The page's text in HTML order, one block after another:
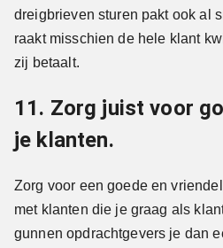
dreigbrieven sturen pakt ook al
raakt misschien de hele klant
zij betaalt.
11. Zorg juist voor
je klanten.
Zorg voor een goede en
met klanten die je graag als
gunnen opdrachtgevers je dan